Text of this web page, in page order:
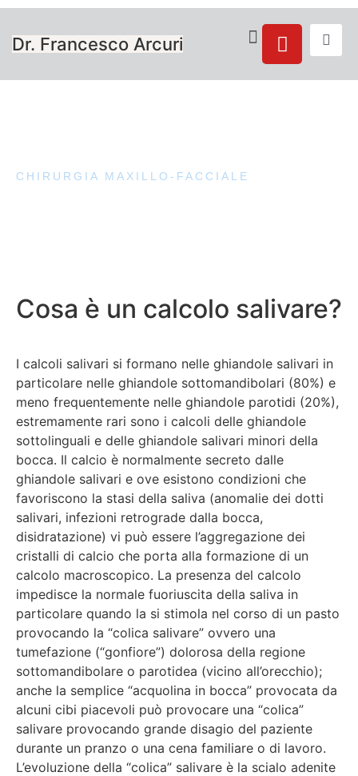
Dr. Francesco Arcuri
CHIRURGIA MAXILLO-FACCIALE
Cosa è un calcolo salivare?
I calcoli salivari si formano nelle ghiandole salivari in
particolare nelle ghiandole sottomandibolari (80%) e
meno frequentemente nelle ghiandole parotidi (20%),
estremamente rari sono i calcoli delle ghiandole
sottolinguali e delle ghiandole salivari minori della
bocca. Il calcio è normalmente secreto dalle
ghiandole salivari e ove esistono condizioni che
favoriscono la stasi della saliva (anomalie dei dotti
salivari, infezioni retrograde dalla bocca,
disidratazione) vi può essere l’aggregazione dei
cristalli di calcio che porta alla formazione di un
calcolo macroscopico. La presenza del calcolo
impedisce la normale fuoriuscita della saliva in
particolare quando la si stimola nel corso di un pasto
provocando la “colica salivare” ovvero una
tumefazione (“gonfiore”) dolorosa della regione
sottomandibolare o parotidea (vicino all’orecchio);
anche la semplice “acquolina in bocca” provocata da
alcuni cibi piacevoli può provocare una “colica”
salivare provocando grande disagio del paziente
durante un pranzo o una cena familiare o di lavoro.
L’evoluzione della “colica” salivare è la scialo adenite